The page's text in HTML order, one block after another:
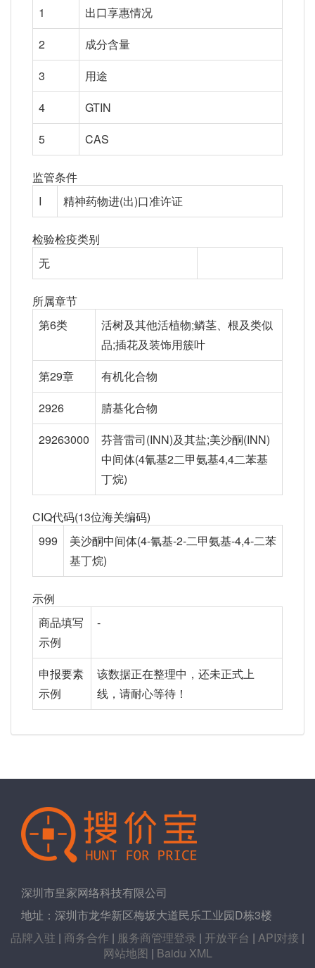
1
出口享惠情况
2
成分含量
3
用途
4
GTIN
5
CAS
监管条件
I
精神药物进(出)口准许证
检验检疫类别
无
所属章节
第6类
活树及其他活植物;鳞茎、根及类似
品;插花及装饰用簇叶
第29章
有机化合物
2926
腈基化合物
29263000
芬普雷司(INN)及其盐;美沙酮(INN)
中间体(4氰基2二甲氨基4,4二苯基
丁烷)
CIQ代码(13位海关编码)
999
美沙酮中间体(4-氰基-2-二甲氨基-4,4-二苯
基丁烷)
示例
商品填写
示例
-
申报要素
示例
该数据正在整理中，还未正式上
线，请耐心等待！
深圳市皇家网络科技有限公司
地址：深圳市龙华新区梅坂大道民乐工业园D栋3楼
品牌入驻 | 商务合作 | 服务商管理登录 | 开放平台 | API对接 |
网站地图 | Baidu XML